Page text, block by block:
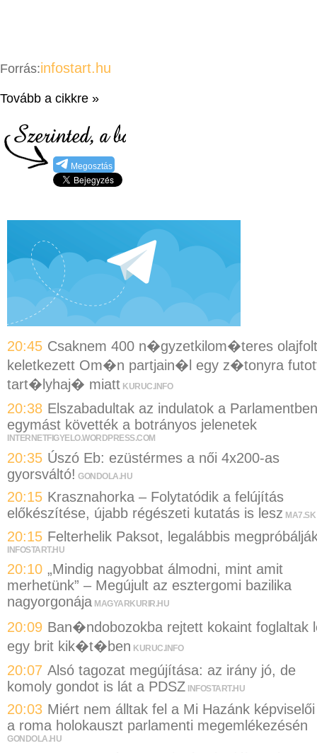
Forrás:infostart.hu
Tovább a cikkre »
Megosztás
20:45 Csaknem 400 n�gyzetkilom�teres olajfolt
keletkezett Om�n partjain�l egy z�tonyra
tart�lyhaj� miatt KURUC.INFO
20:38 Elszabadultak az indulatok a
egymást követték a botrányos jelenetek
INTERNETFIGYELO.WORDPRESS.COM
20:35 Úszó Eb: ezüstérmes a női 4x200-as
gyorsváltó! GONDOLA.HU
20:15 Krasznahorka – Folytatódik a felújítás
előkészítése, újabb régészeti kutatás is lesz MA7.SK
20:15 Felterhelik Paksot, legalábbis
INFOSTART.HU
20:10 „Mindig nagyobbat álmodni, mint amit
merhetünk” – Megújult az esztergomi bazilika
nagyorgonája MAGYARKURIR.HU
20:09 Ban�ndobozokba rejtett kokaint foglaltak
egy brit kik�t�ben KURUC.INFO
20:07 Alsó tagozat megújítása: az irány jó, de
komoly gondot is lát a PDSZ INFOSTART.HU
20:03 Miért nem álltak fel a Mi Hazánk képviselői
a roma holokauszt parlamenti megemlékezésén
GONDOLA.HU